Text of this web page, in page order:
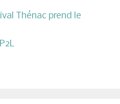
Thénac prend le